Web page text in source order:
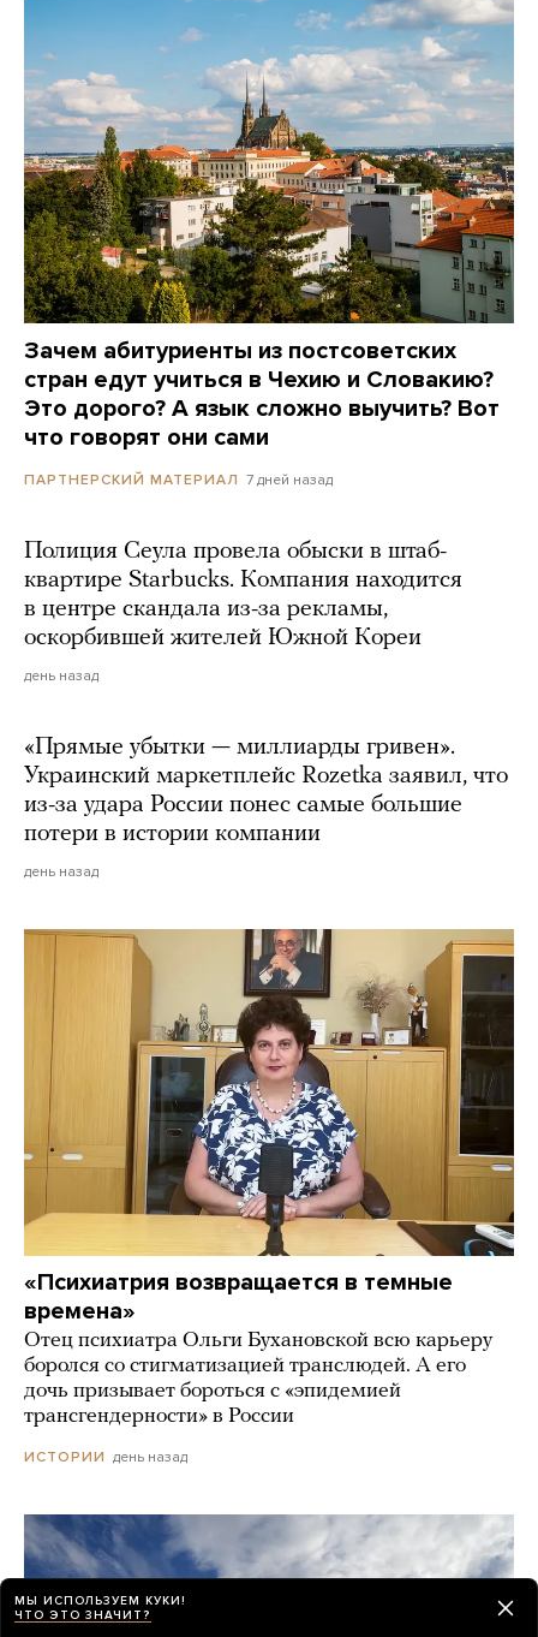
Зачем абитуриенты из постсоветских
стран едут учиться в Чехию и Словакию?
Это дорого? А язык сложно выучить? Вот
что говорят они сами
ПАРТНЕРСКИЙ МАТЕРИАЛ 7 дней назад
Полиция Сеула провела обыски в штаб-
квартире Starbucks. Компания находится
в центре скандала из-за рекламы,
оскорбившей жителей Южной Кореи
день назад
«Прямые убытки — миллиарды гривен».
Украинский маркетплейс Rozetka заявил, что
из-за удара России понес самые большие
потери в истории компании
день назад
«Психиатрия возвращается в темные
времена»
Отец психиатра Ольги Бухановской всю карьеру
боролся со стигматизацией транслюдей. А его
дочь призывает бороться с «эпидемией
трансгендерности» в России
ИСТОРИИ день назад
МЫ ИСПОЛЬЗУЕМ КУКИ!
ЧТО ЭТО ЗНАЧИТ?